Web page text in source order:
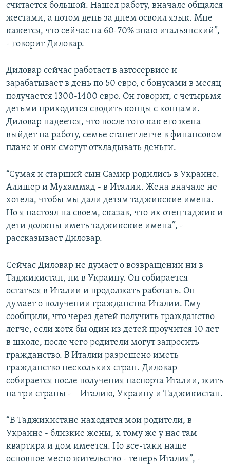
считается большой. Нашел работу, вначале общался
жестами, а потом день за днем освоил язык. Мне
кажется, что сейчас на 60-70% знаю итальянский”,
- говорит Диловар.
Диловар сейчас работает в автосервисе и
зарабатывает в день по 50 евро, с бонусами в месяц
получается 1300-1400 евро. Он говорит, с четырьмя
детьми приходится сводить концы с концами.
Диловар надеется, что после того как его жена
выйдет на работу, семье станет легче в финансовом
плане и они смогут откладывать деньги.
“Сумая и старший сын Самир родились в Украине.
Алишер и Мухаммад - в Италии. Жена вначале не
хотела, чтобы мы дали детям таджикские имена.
Но я настоял на своем, сказав, что их отец таджик и
дети должны иметь таджикские имена”, -
рассказывает Диловар.
Сейчас Диловар не думает о возвращении ни в
Таджикистан, ни в Украину. Он собирается
остаться в Италии и продолжать работать. Он
думает о получении гражданства Италии. Ему
сообщили, что через детей получить гражданство
легче, если хотя бы один из детей проучится 10 лет
в школе, после чего родители могут запросить
гражданство. В Италии разрешено иметь
гражданство нескольких стран. Диловар
собирается после получения паспорта Италии, жить
на три страны - – Италию, Украину и Таджикистан.
“В Таджикистане находятся мои родители, в
Украине - близкие жены, к тому же у нас там
квартира и дом имеется. Но все-таки наше
основное место жительство - теперь Италия”, -